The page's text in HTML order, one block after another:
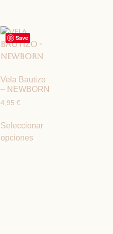
Save
Vela Bautizo
– NEWBORN
4,95 €
Seleccionar
opciones